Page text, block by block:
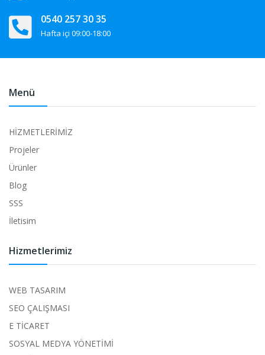
0540 257 30 35
Hafta içi 09:00-18:00
Menü
HİZMETLERİMİZ
Projeler
Ürünler
Blog
SSS
İletisim
Hizmetlerimiz
WEB TASARIM
SEO ÇALIŞMASI
E TİCARET
SOSYAL MEDYA YÖNETİMİ